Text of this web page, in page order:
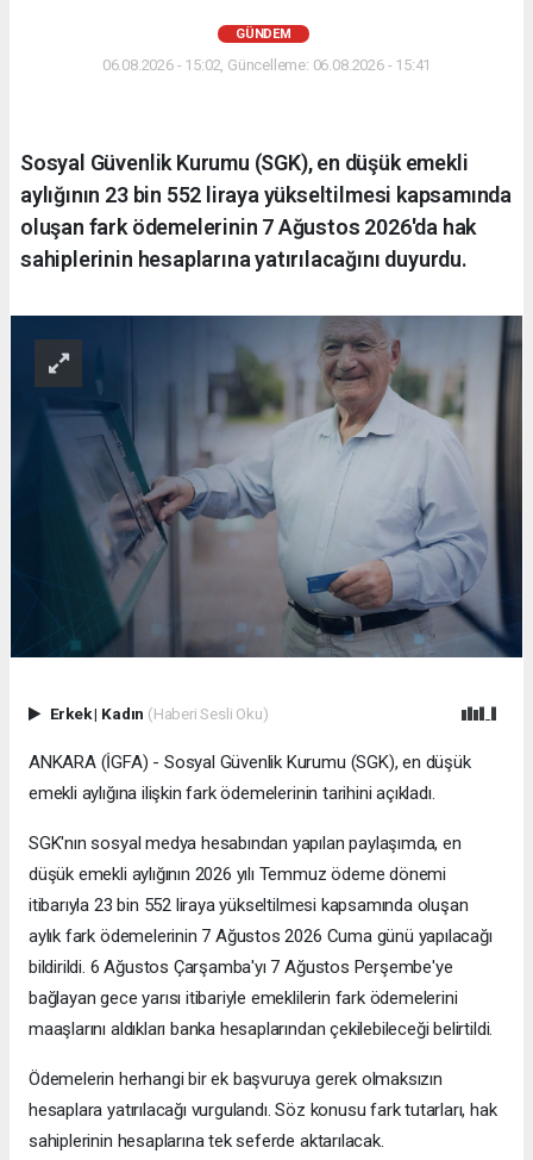
GÜNDEM
06.08.2026 - 15:02, Güncelleme: 06.08.2026 - 15:41
Sosyal Güvenlik Kurumu (SGK), en düşük emekli
aylığının 23 bin 552 liraya yükseltilmesi kapsamında
oluşan fark ödemelerinin 7 Ağustos 2026'da hak
sahiplerinin hesaplarına yatırılacağını duyurdu.
Erkek| Kadın (Haberi Sesli Oku)
ANKARA (İGFA) - Sosyal Güvenlik Kurumu (SGK), en düşük
emekli aylığına ilişkin fark ödemelerinin tarihini açıkladı.
SGK'nın sosyal medya hesabından yapılan paylaşımda, en
düşük emekli aylığının 2026 yılı Temmuz ödeme dönemi
itibarıyla 23 bin 552 liraya yükseltilmesi kapsamında oluşan
aylık fark ödemelerinin 7 Ağustos 2026 Cuma günü yapılacağı
bildirildi. 6 Ağustos Çarşamba'yı 7 Ağustos Perşembe'ye
bağlayan gece yarısı itibariyle emeklilerin fark ödemelerini
maaşlarını aldıkları banka hesaplarından çekilebileceği belirtildi.
Ödemelerin herhangi bir ek başvuruya gerek olmaksızın
hesaplara yatırılacağı vurgulandı. Söz konusu fark tutarları, hak
sahiplerinin hesaplarına tek seferde aktarılacak.